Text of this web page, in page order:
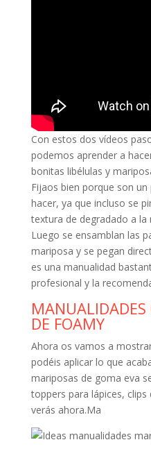
Con estos dos vídeos
podemos aprender a
bonitas libélulas y
Fijaos bien porque son
hacer, ya que incluso se
textura de degradado a
Luego se ensamblan las
mariposa y se pegan
es una manualidad
profesional y la
MANUALIDADES
DE FOAMY
Ahora os vamos a
podéis aplicar lo que
mariposas de goma eva
toppers para lápices,
verás ahora.Ma